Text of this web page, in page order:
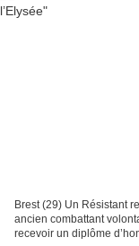
Brest (29) Un Résistant
ancien combattant
recevoir un diplôme